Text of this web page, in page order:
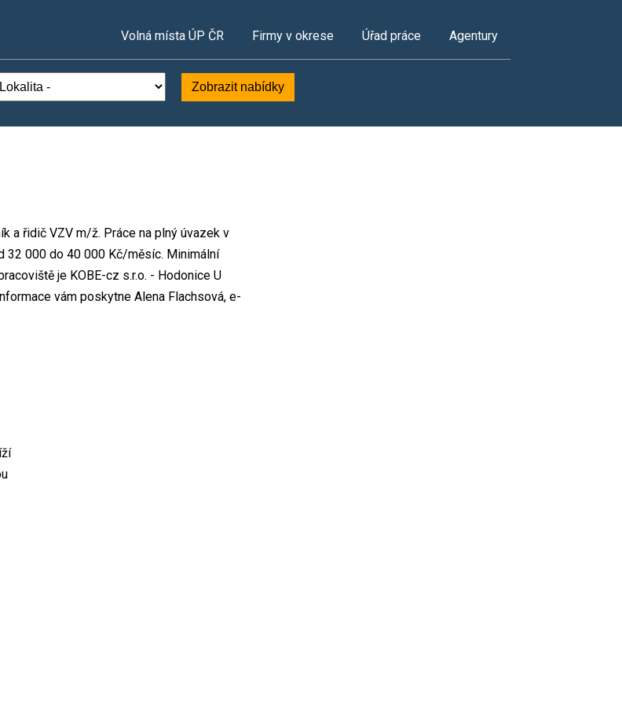
Volná místa ÚP ČR Firmy v okrese Úřad práce Agentury
Zobrazit nabídky
a řidič VZV m/ž. Práce na plný úvazek v
32 000 do 40 000 Kč/měsíc. Minimální
je KOBE-cz s.r.o. - Hodonice U
vám poskytne Alena Flachsová, e-